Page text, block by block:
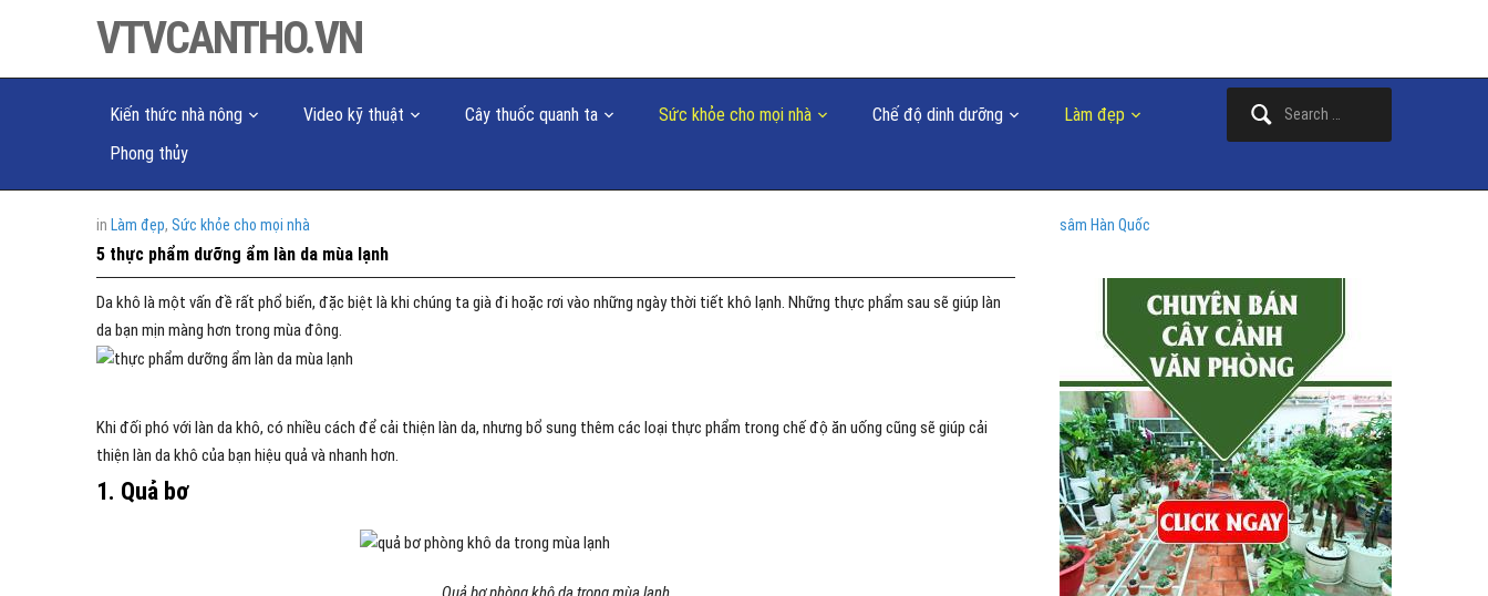
VTVCANTHO.VN
Kiến thức nhà nông Video kỹ thuật Cây thuốc quanh ta Sức khỏe cho mọi nhà Chế độ dinh dưỡng
Làm đẹp
Phong thủy
in Làm đẹp, Sức khỏe cho mọi nhà
5 thực phẩm dưỡng ẩm làn da mùa lạnh
Da khô là một vấn đề rất phổ biến, đặc biệt là khi chúng ta già đi hoặc rơi vào những ngày thời tiết khô lạnh. Những thực phẩm sau sẽ giúp làn
da bạn mịn màng hơn trong mùa đông.
Khi đối phó với làn da khô, có nhiều cách để cải thiện làn da, nhưng bổ sung thêm các loại thực phẩm trong chế độ ăn uống cũng sẽ giúp cải
thiện làn da khô của bạn hiệu quả và nhanh hơn.
1. Quả bơ
sâm Hàn Quốc